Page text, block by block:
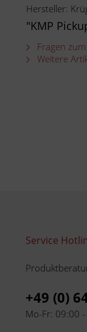
Hersteller:
"KMP
Fragen
Weitere
Service
+49 (0)
Mo-Fr: 09:00